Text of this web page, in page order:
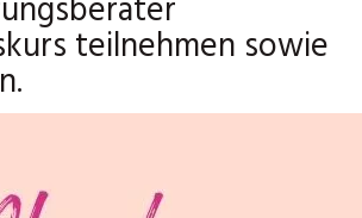
teilnehmen sowie